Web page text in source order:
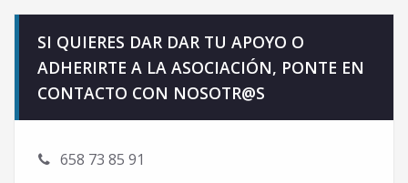
SI QUIERES DAR DAR TU APOYO O
ADHERIRTE A LA ASOCIACIÓN, PONTE EN
CONTACTO CON NOSOTR@S
658 73 85 91